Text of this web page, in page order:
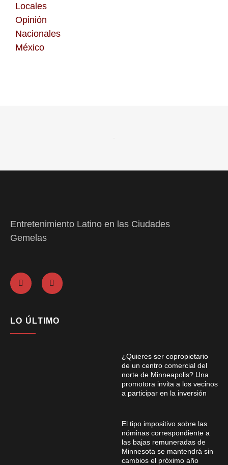
Locales
Opinión
Nacionales
México
Entretenimiento Latino en las Ciudades
Gemelas
LO ÚLTIMO
¿Quieres ser copropietario
de un centro comercial del
norte de Minneapolis? Una
promotora invita a los vecinos
a participar en la inversión
El tipo impositivo sobre las
nóminas correspondiente a
las bajas remuneradas de
Minnesota se mantendrá sin
cambios el próximo año